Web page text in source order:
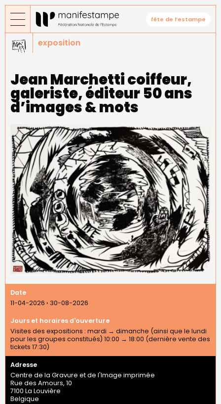
Aller
au
contenu
principal
fête de l’estampe
exposition
Jean Marchetti coiffeur,
galeriste, éditeur 50 ans
d’images & mots
Date
11-04-2026 › 30-08-2026
Jours et horaires d'ouverture
Visites des expositions : mardi → dimanche (ainsi que le lundi
pour les groupes constitués) 10:00 → 18:00 (dernière vente des
tickets 17:30)
Adresse
Centre de la Gravure et de l'Image imprimée
Rue des Amours, 10
7100 La Louvière
Belgique